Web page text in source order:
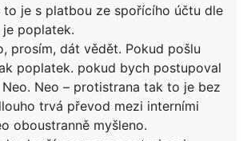
to je s platbou ze spořícího účtu dle
poplatek.
prosím, dát vědět. Pokud pošlu
poplatek. pokud bych postupoval
Neo – protistrana tak to je bez
trvá převod mezi interními
oboustranně myšleno.